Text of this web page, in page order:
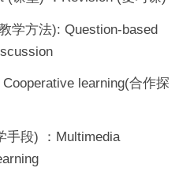
学方法): Question-based
learning(合作探
手段) ：Multimedia